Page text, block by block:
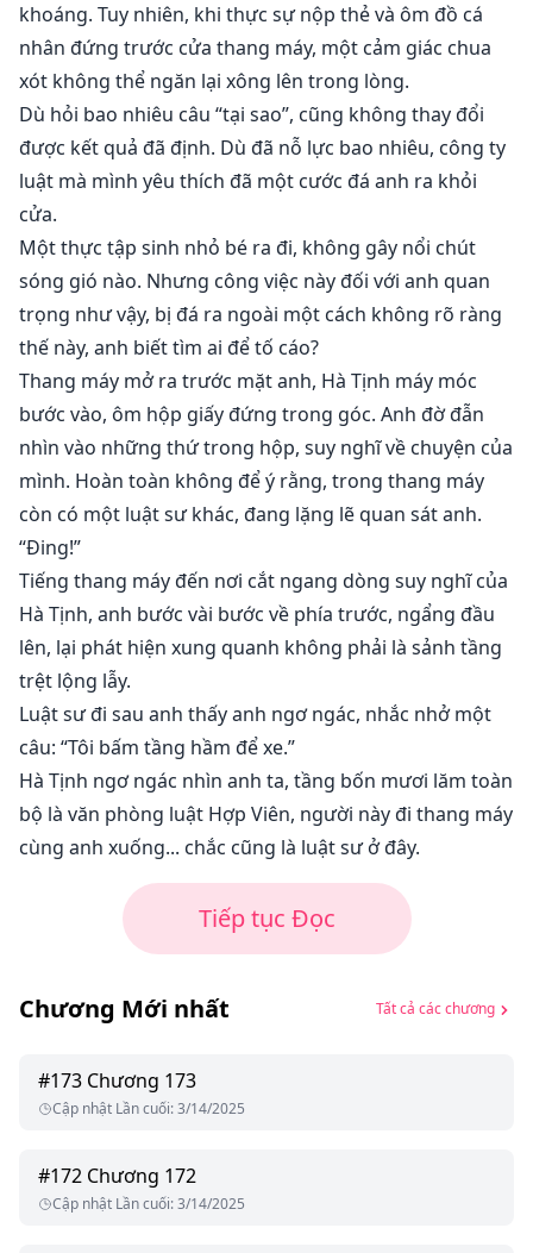
khoáng. Tuy nhiên, khi thực sự nộp thẻ và ôm đồ cá
nhân đứng trước cửa thang máy, một cảm giác chua
xót không thể ngăn lại xông lên trong lòng.
Dù hỏi bao nhiêu câu “tại sao”, cũng không thay đổi
được kết quả đã định. Dù đã nỗ lực bao nhiêu, công ty
luật mà mình yêu thích đã một cước đá anh ra khỏi
cửa.
Một thực tập sinh nhỏ bé ra đi, không gây nổi chút
sóng gió nào. Nhưng công việc này đối với anh quan
trọng như vậy, bị đá ra ngoài một cách không rõ ràng
thế này, anh biết tìm ai để tố cáo?
Thang máy mở ra trước mặt anh, Hà Tịnh máy móc
bước vào, ôm hộp giấy đứng trong góc. Anh đờ đẫn
nhìn vào những thứ trong hộp, suy nghĩ về chuyện của
mình. Hoàn toàn không để ý rằng, trong thang máy
còn có một luật sư khác, đang lặng lẽ quan sát anh.
“Đing!”
Tiếng thang máy đến nơi cắt ngang dòng suy nghĩ của
Hà Tịnh, anh bước vài bước về phía trước, ngẩng đầu
lên, lại phát hiện xung quanh không phải là sảnh tầng
trệt lộng lẫy.
Luật sư đi sau anh thấy anh ngơ ngác, nhắc nhở một
câu: “Tôi bấm tầng hầm để xe.”
Hà Tịnh ngơ ngác nhìn anh ta, tầng bốn mươi lăm toàn
bộ là văn phòng luật Hợp Viên, người này đi thang máy
cùng anh xuống... chắc cũng là luật sư ở đây.
Tiếp tục Đọc
Chương Mới nhất Tất cả các chương
#173 Chương 173
Cập nhật Lần cuối:3/14/2025
#172 Chương 172
Cập nhật Lần cuối:3/14/2025